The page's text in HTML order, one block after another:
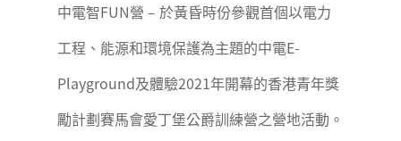
中電智FUN營 – 於黃昏時份參觀首個以電力
工程、能源和環境保護為主題的中電E-
Playground及體驗2021年開幕的香港青年獎
勵計劃賽馬會愛丁堡公爵訓練營之營地活動。